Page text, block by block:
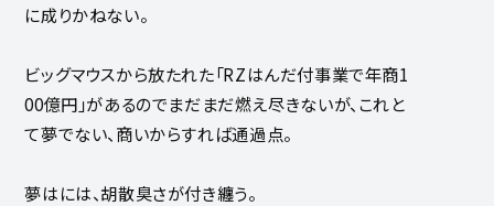
に成りかねない。
ビッグマウスから放たれた「RZはんだ付事業で年商1
00億円」があるのでまだまだ燃え尽きないが、これと
て夢でない、商いからすれば通過点。
夢はには、胡散臭さが付き纏う。